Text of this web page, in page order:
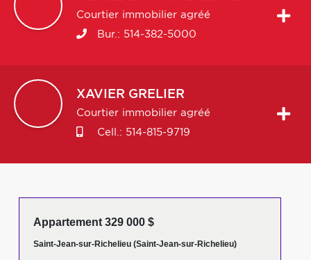
Courtier immobilier agréé
Bur.: 514-382-5000
XAVIER GRELIER
Courtier immobilier agréé
Cell.: 514-815-9719
Appartement 329 000 $
Saint-Jean-sur-Richelieu (Saint-Jean-sur-Richelieu)